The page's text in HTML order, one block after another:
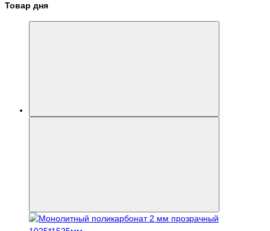
Товар дня